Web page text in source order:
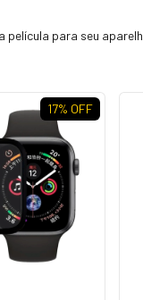
película para seu
17% OFF